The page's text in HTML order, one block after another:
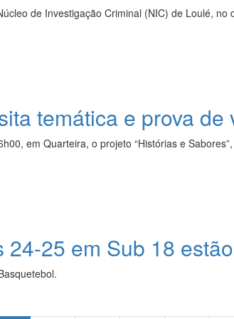
de Investigação Criminal (NIC) de Loulé,
temática e prova
em Quarteira, o projeto “Histórias e
25 em Sub 18